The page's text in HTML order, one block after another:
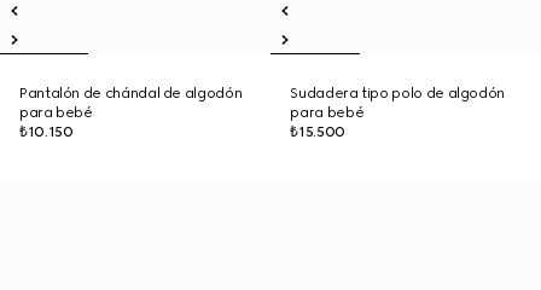
Pantalón de chándal de algodón
para bebé
₺10.150
Sudadera tipo polo de algodón
para bebé
₺15.500